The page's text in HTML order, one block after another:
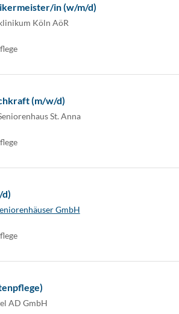
in (w/m/d)
Köln AöR
(m/w/d)
St. Anna
GmbH
AD GmbH